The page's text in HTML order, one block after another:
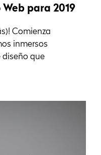
para 2019
Comienza
inmersos
diseño que